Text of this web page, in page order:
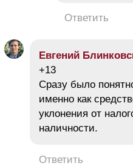
Ответить
Евгений
+13
Сразу было
именно как
уклонения от
наличности.
Ответить